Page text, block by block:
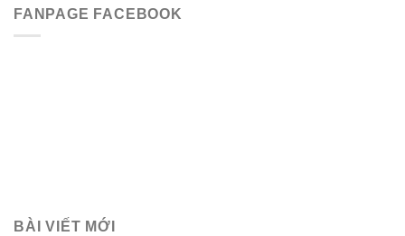
FANPAGE FACEBOOK
BÀI VIẾT MỚI